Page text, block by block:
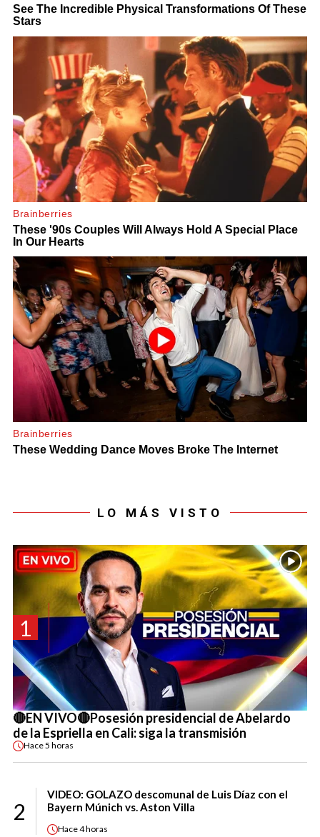
LO MÁS VISTO
1
🔴EN VIVO🔴Posesión presidencial de Abelardo
de la Espriella en Cali: siga la transmisión
Hace5 horas
2
VIDEO: GOLAZO descomunal de Luis Díaz con el
Bayern Múnich vs. Aston Villa
Hace4 horas